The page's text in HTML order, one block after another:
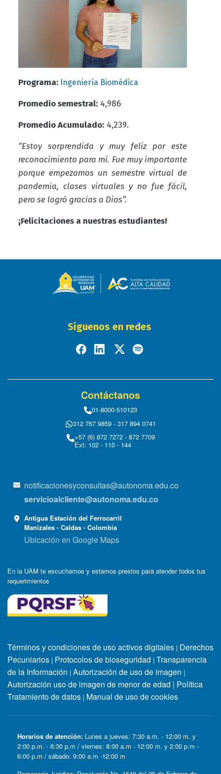
Programa: Ingeniería Biomédica
Promedio semestral:4,986
Promedio Acumulado:4,239.
“Estoy sorprendida y muy feliz por este
reconocimiento para mí. Fue muy importante
porque empezamos un semestre virtual de
pandemia, clases virtuales y no fue fácil,
pero se logró gracias a Dios”.
¡Felicitaciones a nuestras estudiantes!
Síguenos en redes
Contáctanos
01-8000-510123
312 767 9859 - 317 894 0741
+57 (6) 872 7272 - 872 7709
Ext: 102 - 110 - 144
notificacionesyconsultas@autonoma.edu.co
servicioalcliente@autonoma.edu.co
Antigua Estación del Ferrocarril
Manizales - Caldas - Colombia
Ubicación en Google Maps
En la UAM te escuchamos y estamos prestos para atender todos tus
requerimientos
Términos y condiciones de uso activos digitales | Derechos
Pecuniarios | Protocolos de bioseguridad | Transparencia
de la Información | Autorización de uso de imagen |
Autorización uso de imagen de menor de edad | Política
Tratamiento de datos | Manual de uso de cookies
Horarios de atención: Lunes a jueves: 7:30 a.m. - 12:00 m. y
2:00 p.m. - 6:30 p.m / viernes: 8:00 a.m - 12:00 m. y 2:00 p.m -
6:00 p.m / sábado: 9:00 a.m -12:00 m